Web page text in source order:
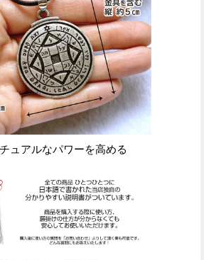
ュアルなパワーを高める